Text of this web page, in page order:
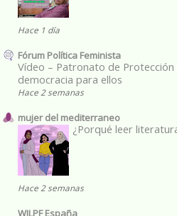
Hace 1 día
Fórum Política Feminista
Vídeo – Patronato de Protección
democracia para ellos
Hace 2 semanas
mujer del mediterraneo
¿Porqué leer
Hace 2 semanas
WILPF España